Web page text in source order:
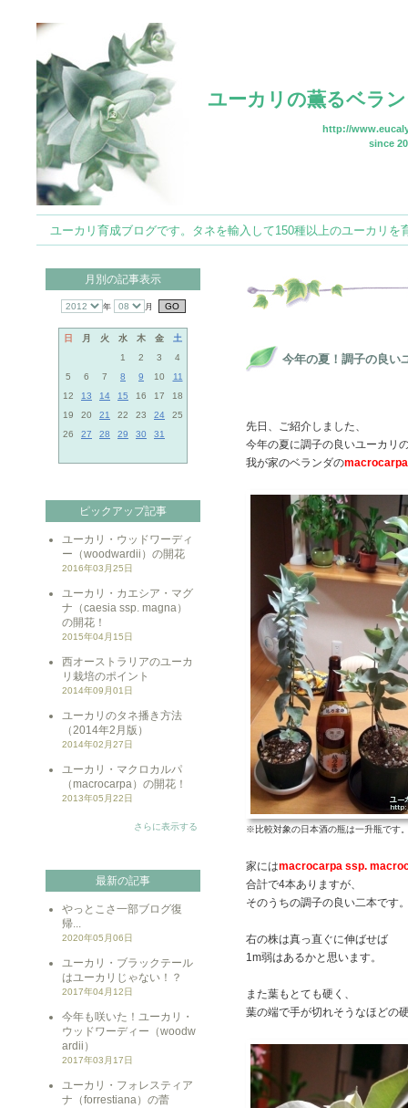
ユーカリの薫るベラ
http://
since
ユーカリ育成ブログです。タネを輸入して150種以上のユーカリ
月別の記事表示
年 月
日 月 火 水 木 金
土
1
2 3
4
5
6 7 8 9 10
11
12
13 14 15 16 17
18
19
20 21 22 23 24
25
26
27 28 29 30 31
ピックアップ記事
ユーカリ・ウッドワーディ
ー（woodwardii）の開花
2016年03月25日
ユーカリ・カエシア・マグ
ナ（caesia ssp. magna）
の開花！
2015年04月15日
西オーストラリアのユーカ
リ栽培のポイント
2014年09月01日
ユーカリのタネ播き方法
（2014年2月版）
2014年02月27日
ユーカリ・マクロカルパ
（macrocarpa）の開花！
2013年05月22日
さらに表示する
最新の記事
やっとこさ一部ブログ復
帰...
2020年05月06日
ユーカリ・ブラックテール
はユーカリじゃない！？
2017年04月12日
今年も咲いた！ユーカリ・
ウッドワーディー（woodw
ardii）
2017年03月17日
ユーカリ・フォレスティア
ナ（forrestiana）の蕾
今年の夏！調子の良い
先日、ご紹介しました、
今年の夏に調子の良いユーカリ
我が家のベランダのmacrocarpa
※比較対象の日本酒の瓶は一升瓶です
家にはmacrocarpa ssp.
合計で4本ありますが、
そのうちの調子の良い二本です
右の株は真っ直ぐに伸ばせば
1m弱はあるかと思います。
また葉もとても硬く、
葉の端で手が切れそうなほどの